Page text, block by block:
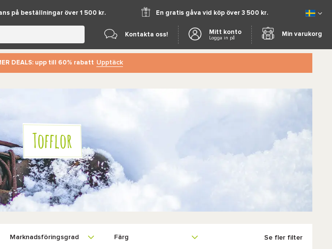
på beställningar över 1 500 kr. En gratis gåva vid köp över 3 500 kr.
Kontakta oss! Mitt konto
Logga in på
Min varukorg
DEALS: upp till 60% rabatt Upptäck
Tofflor
Marknadsföringsgrad Färg Se fler filter